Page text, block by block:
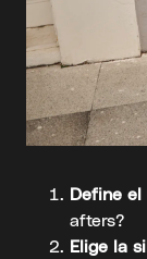
Define el
afters?
Elige la